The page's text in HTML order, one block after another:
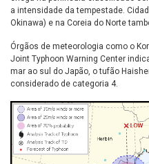
a intensidade da tempestade.
Okinawa) e na Coreia do Norte
Órgãos de meteorologia como o
Joint Typhoon Warning Center
mar ao sul do Japão, o tufão
considerado de categoria 4.